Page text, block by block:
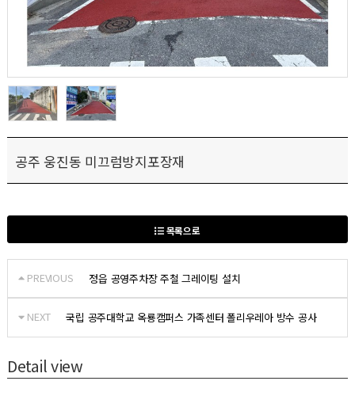
공주 웅진동 미끄럼방지포장재
목록으로
PREVIOUS 정읍 공영주차장 주철 그레이팅 설치
NEXT 국립 공주대학교 옥룡캠퍼스 가족센터 폴리우레아 방수 공사
Detail view